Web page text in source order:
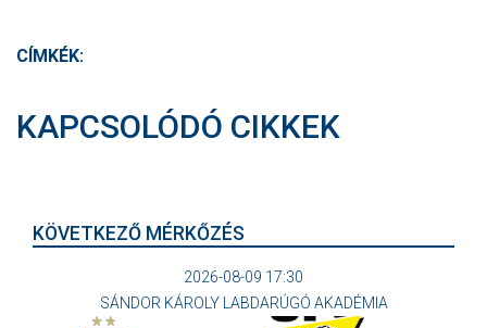
CÍMKÉK:
KAPCSOLÓDÓ CIKKEK
KÖVETKEZŐ MÉRKŐZÉS
2026-08-09 17:30
SÁNDOR KÁROLY LABDARÚGÓ AKADÉMIA